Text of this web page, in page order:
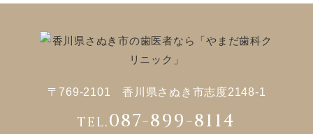
〒769-2101 香川県さぬき市志度2148-1
TEL.087-899-8114